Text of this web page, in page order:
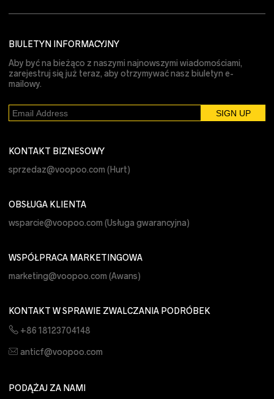
BIULETYN INFORMACYJNY
Aby być na bieżąco z naszymi najnowszymi wiadomościami,
zarejestruj się już teraz, aby otrzymywać nasz biuletyn e-
mailowy.
KONTAKT BIZNESOWY
sprzedaz@voopoo.com(Hurt)
OBSŁUGA KLIENTA
wsparcie@voopoo.com(Usługa gwarancyjna)
WSPÓŁPRACA MARKETINGOWA
marketing@voopoo.com(Awans)
KONTAKT W SPRAWIE ZWALCZANIA PODRÓBEK
+86 18123704148
anticf@voopoo.com
PODĄŻAJ ZA NAMI